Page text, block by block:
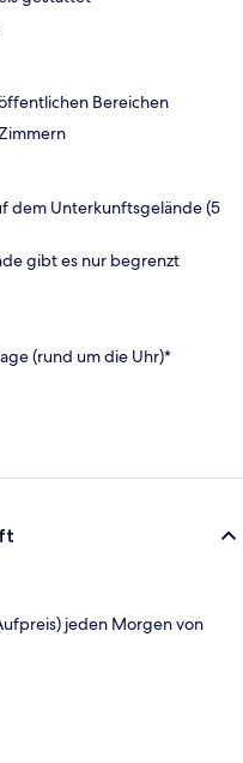
Bereichen
dem Unterkunftsgelände (5
gibt es nur begrenzt
(rund um die Uhr)*
jeden Morgen von